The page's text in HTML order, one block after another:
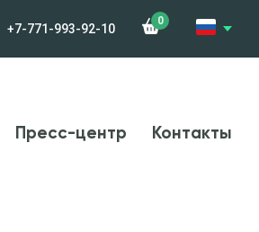
+7-771-993-92-10
0
Пресс-центр Контакты